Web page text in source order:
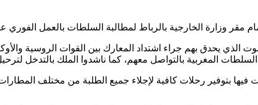
مقر وزارة الخارجية بالرباط لمطالبة السلطات بالعمل
الذي يحدق بهم جراء اشتداد المعارك بين القوات الروسية
المغربية بالتواصل معهم، كما ناشدوا الملك بالتدخل
بتوفير رحلات كافية لإجلاء جميع الطلبة من مختلف المطارات